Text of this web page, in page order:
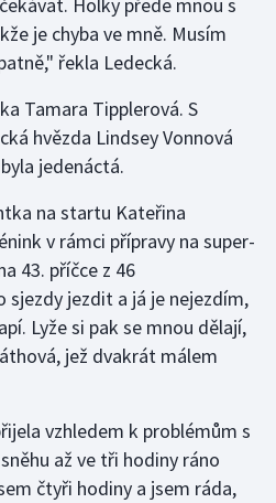
Holky přede mnou s
je chyba ve mně. Musím
řekla Ledecká.
Tamara Tipplerová. S
hvězda Lindsey Vonnová
jedenáctá.
na startu Kateřina
v rámci přípravy na super-
43. příčce z 46
sjezdy jezdit a já je nejezdím,
Lyže si pak se mnou dělají,
jež dvakrát málem
vzhledem k problémům s
až ve tři hodiny ráno
čtyři hodiny a jsem ráda,